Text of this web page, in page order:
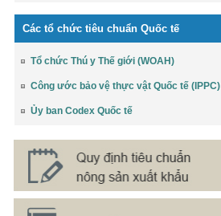
Các tổ chức tiêu chuẩn Quốc tế
Tổ chức Thú y Thế giới (WOAH)
Công ước bảo vệ thực vật Quốc tế (IPPC)
Ủy ban Codex Quốc tế